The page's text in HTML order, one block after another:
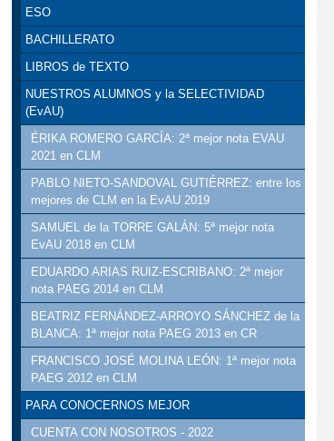
ESO
BACHILLERATO
LIBROS de TEXTO
NUESTROS ALUMNOS y la SELECTIVIDAD
(EvAU)
ÉRIKA ROMERO GARCÍA: 2ª mejor nota EVAU
2021 en CLM
PABLO NIETO-SANDOVAL GUTIÉRREZ: entre los
mejores de CLM en la EvAU 2019
SAMUEL de la TORRE GALÁN: 5ª mejor nota
EvAU 2018 en CLM
EDUARDO ARIAS RUIZ-ESCRIBANO: 2ª mejor
nota PAEG 2014 en CLM
BEATRIZ FERNÁNDEZ-ARROYO SÁNCHEZ de la
BLANCA: 1ª mejor nota PAEG 2013 en CR
FRANCISCO JOSÉ MOLINA LEÓN: 1ª mejor nota
PAEG 2012 en CLM
PARA CONOCERNOS MEJOR
CUENTA CON NOSOTROS - 2022